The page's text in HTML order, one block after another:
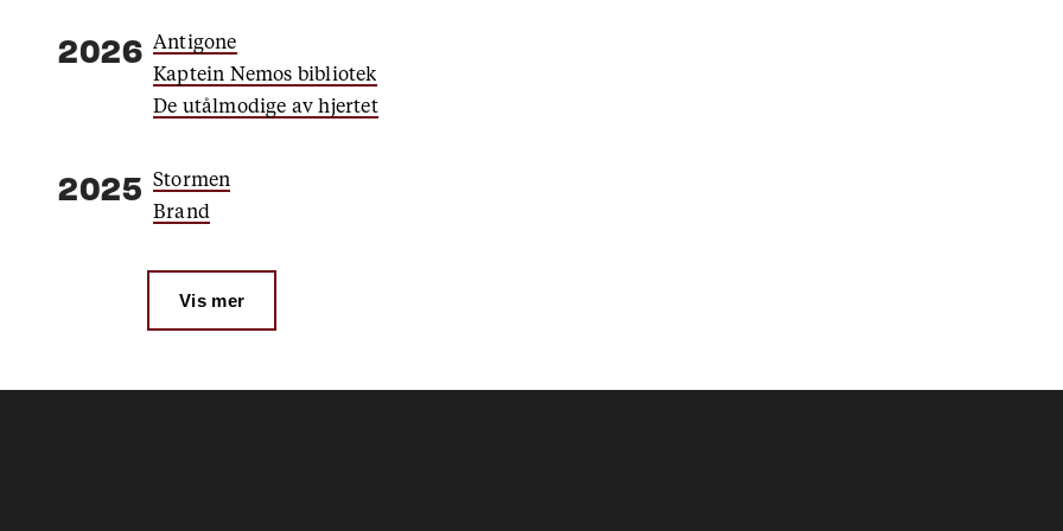
2026
Antigone
Kaptein Nemos bibliotek
De utålmodige av hjertet
2025
Stormen
Brand
Vis mer